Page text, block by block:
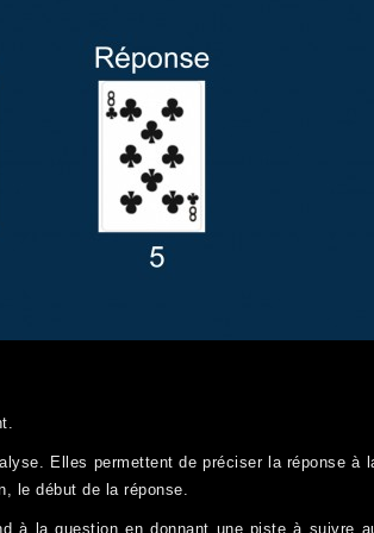
Elles permettent de préciser la réponse à
le début de la réponse.
à la question en donnant une piste à suivre